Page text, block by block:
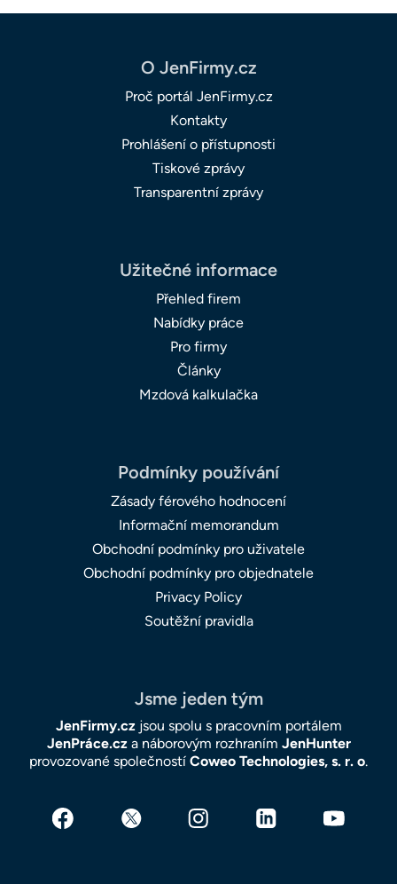
O JenFirmy.cz
Proč portál JenFirmy.cz
Kontakty
Prohlášení o přístupnosti
Tiskové zprávy
Transparentní zprávy
Užitečné informace
Přehled firem
Nabídky práce
Pro firmy
Články
Mzdová kalkulačka
Podmínky používání
Zásady férového hodnocení
Informační memorandum
Obchodní podmínky pro uživatele
Obchodní podmínky pro objednatele
Privacy Policy
Soutěžní pravidla
Jsme jeden tým
JenFirmy.czjsou spolu s pracovním portálem
JenPráce.cza náborovým rozhraním JenHunter
provozované společností Coweo Technologies, s. r. o.